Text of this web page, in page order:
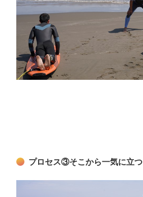
プロセス③そこから一気に立つ